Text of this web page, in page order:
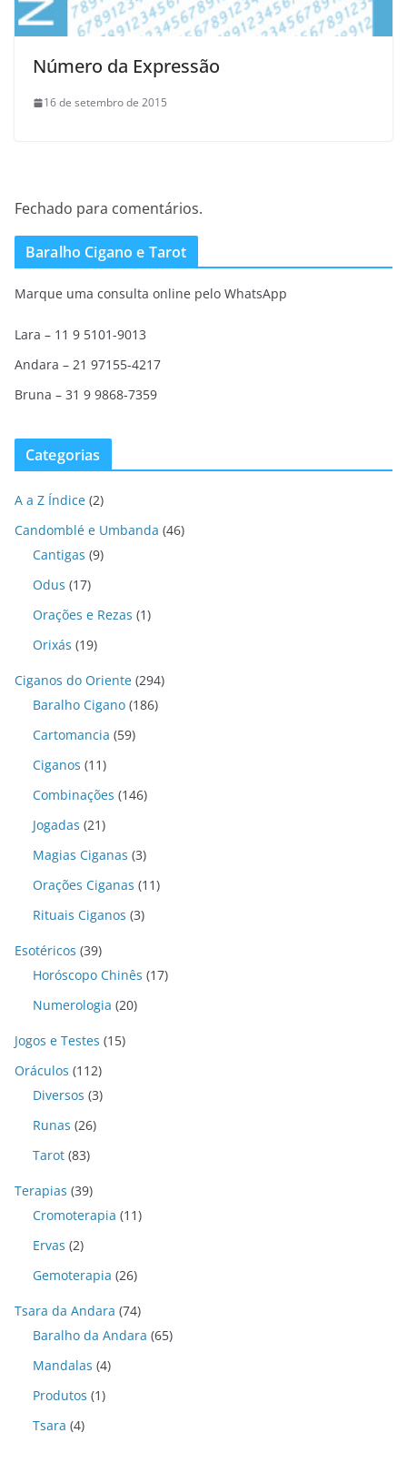
Número da Expressão
16 de setembro de 2015
Fechado para comentários.
Baralho Cigano e Tarot
Marque uma consulta online pelo WhatsApp
Lara – 11 9 5101-9013
Andara – 21 97155-4217
Bruna – 31 9 9868-7359
Categorias
A a Z Índice (2)
Candomblé e Umbanda (46)
Cantigas (9)
Odus (17)
Orações e Rezas (1)
Orixás (19)
Ciganos do Oriente (294)
Baralho Cigano (186)
Cartomancia (59)
Ciganos (11)
Combinações (146)
Jogadas (21)
Magias Ciganas (3)
Orações Ciganas (11)
Rituais Ciganos (3)
Esotéricos (39)
Horóscopo Chinês (17)
Numerologia (20)
Jogos e Testes (15)
Oráculos (112)
Diversos (3)
Runas (26)
Tarot (83)
Terapias (39)
Cromoterapia (11)
Ervas (2)
Gemoterapia (26)
Tsara da Andara (74)
Baralho da Andara (65)
Mandalas (4)
Produtos (1)
Tsara (4)